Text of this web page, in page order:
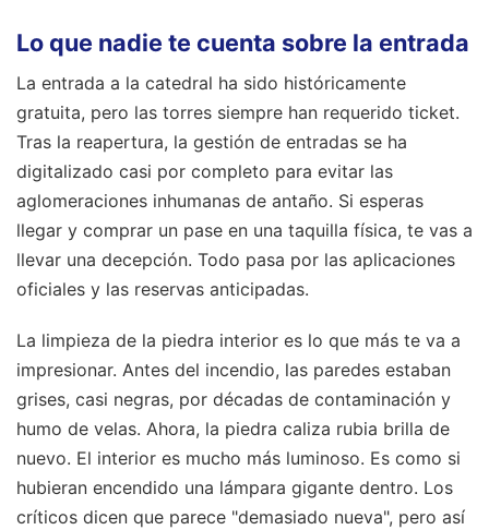
Lo que nadie te cuenta sobre la entrada
La entrada a la catedral ha sido históricamente
gratuita, pero las torres siempre han requerido ticket.
Tras la reapertura, la gestión de entradas se ha
digitalizado casi por completo para evitar las
aglomeraciones inhumanas de antaño. Si esperas
llegar y comprar un pase en una taquilla física, te vas a
llevar una decepción. Todo pasa por las aplicaciones
oficiales y las reservas anticipadas.
La limpieza de la piedra interior es lo que más te va a
impresionar. Antes del incendio, las paredes estaban
grises, casi negras, por décadas de contaminación y
humo de velas. Ahora, la piedra caliza rubia brilla de
nuevo. El interior es mucho más luminoso. Es como si
hubieran encendido una lámpara gigante dentro. Los
críticos dicen que parece "demasiado nueva", pero así